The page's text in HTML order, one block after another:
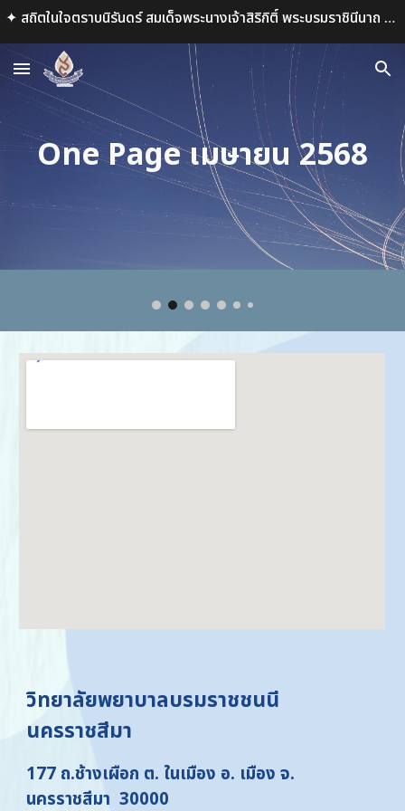
✦ สถิตในใจตราบนิรันดร์ สมเด็จพระนางเจ้าสิริกิติ์ พระบรมราชินีนาถ พระบรมราชชนนีพันปีหลวง ✦
One Pageเมษายน2568
วิทยาลัยพยาบาลบรมราชชนนี
นครราชสีมา
177 ถ.ช้างเผือก ต. ในเมือง อ. เมือง จ.
นครราชสีมา 30000